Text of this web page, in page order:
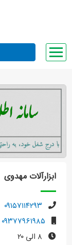
وبلاگ
معرفی ما
تعرفه ها
راهنما
ورود یا عضویت
ابزارآلات مهدوی
۰۹۱۵۷۱۱۴۲۹۳
۰۹۳۷۷۹۶۱۹۸۵